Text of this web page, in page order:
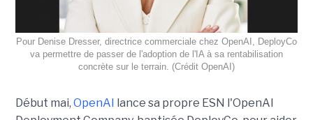
Pour Denise Dresser, directrice commerciale chez OpenAI, DeployCo
va permettre de passer de l'adoption de l'IA à sa rentabilisation
concrète sur le terrain. (Crédit OpenAI)
Début mai, OpenAI lance sa propre ESN l'OpenAI